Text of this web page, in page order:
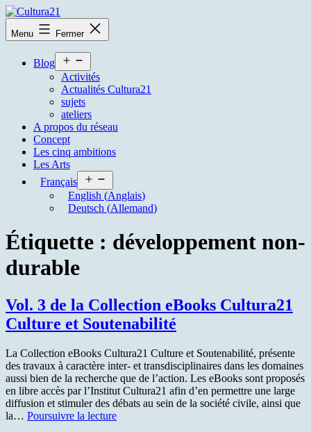
Aller
au
contenu
Cultura21
Menu Fermer
Blog
le
menu
Activités
Actualités Cultura21
sujets
ateliers
A propos du réseau
Concept
Les cinq ambitions
Les Arts
Français
le
menu
English (Anglais)
Deutsch (Allemand)
Étiquette : développement non-
durable
Vol. 3 de la Collection eBooks Cultura21
Culture et Soutenabilité
La Collection eBooks Cultura21 Culture et Soutenabilité, présente
des travaux à caractère inter- et transdisciplinaires dans les domaines
aussi bien de la recherche que de l’action. Les eBooks sont proposés
en libre accès par l’Institut Cultura21 afin d’en permettre une large
diffusion et stimuler des débats au sein de la société civile, ainsi que
la… Poursuivre la lectureVol.